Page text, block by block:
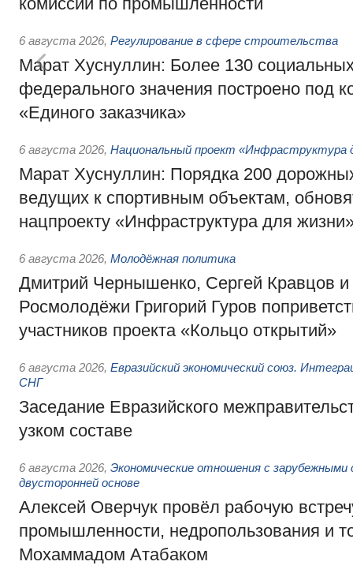
6 августа 2026, Регулирование в сфере строительства
Марат Хуснуллин: Более 130
федерального значения построено под
«Единого заказчика»
6 августа 2026, Национальный проект «Инфраструктура
Марат Хуснуллин: Порядка 200
ведущих к спортивным объектам,
нацпроекту «Инфраструктура для
6 августа 2026, Молодёжная политика
Дмитрий Чернышенко, Сергей Кравцов и
Росмолодёжи Григорий Гуров
участников проекта «Кольцо открытий»
6 августа 2026, Евразийский экономический союз.
СНГ
Заседание Евразийского
узком составе
6 августа 2026, Экономические отношения с
двусторонней основе
Алексей Оверчук провёл рабочую
промышленности, недропользования и
Мохаммадом Атабаком